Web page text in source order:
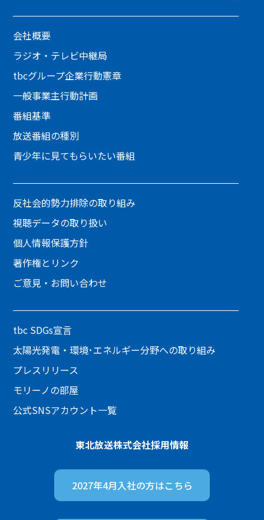
会社概要
ラジオ・テレビ中継局
tbcグループ企業行動憲章
一般事業主行動計画
番組基準
放送番組の種別
青少年に見てもらいたい番組
反社会的勢力排除の取り組み
視聴データの取り扱い
個人情報保護方針
著作権とリンク
ご意見・お問い合わせ
tbc SDGs宣言
太陽光発電・環境･エネルギー分野への取り組み
プレスリリース
モリーノの部屋
公式SNSアカウント一覧
東北放送株式会社採用情報
2027年4月入社の方はこちら